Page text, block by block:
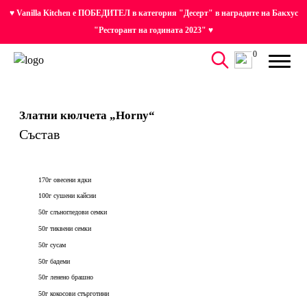
♥ Vanilla Kitchen е ПОБЕДИТЕЛ в категория "Десерт" в наградите на Бакхус
"Ресторант на годината 2023" ♥
0
Златни кюлчета „Horny“
Състав
170г овесени ядки
100г сушени кайсии
50г слъногледови семки
50г тиквени семки
50г сусам
50г бадеми
50г ленено брашно
50г кокосови стърготини